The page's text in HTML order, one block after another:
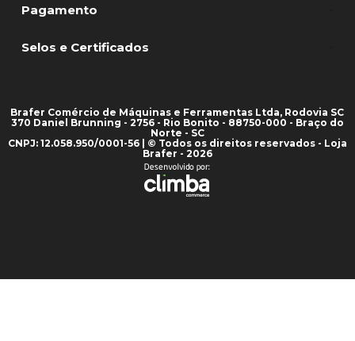
Pagamento
Selos e Certificados
Brafer Comércio de Máquinas e Ferramentas Ltda, Rodovia SC
370 Daniel Brunning - 2756 - Rio Bonito - 88750-000 - Braço do
Norte - SC
CNPJ: 12.058.950/0001-56 | © Todos os direitos reservados - Loja
Brafer - 2026